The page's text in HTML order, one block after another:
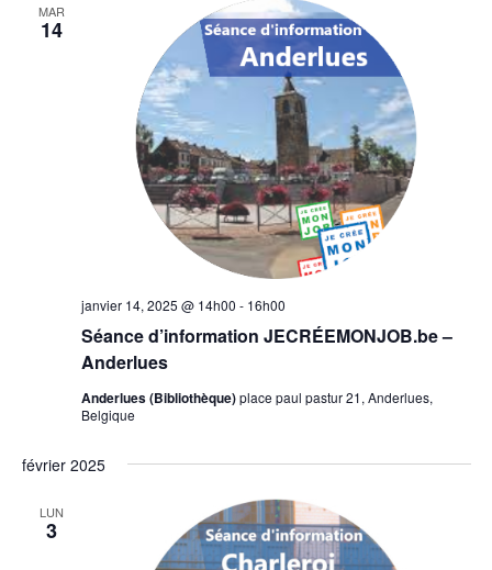
MAR
14
Séance d’information JECRÉEMONJOB.be –
Anderlues
janvier 14, 2025 @ 14h00 - 16h00
Anderlues (Bibliothèque)place paul pastur 21, Anderlues,
Belgique
février 2025
LUN
3